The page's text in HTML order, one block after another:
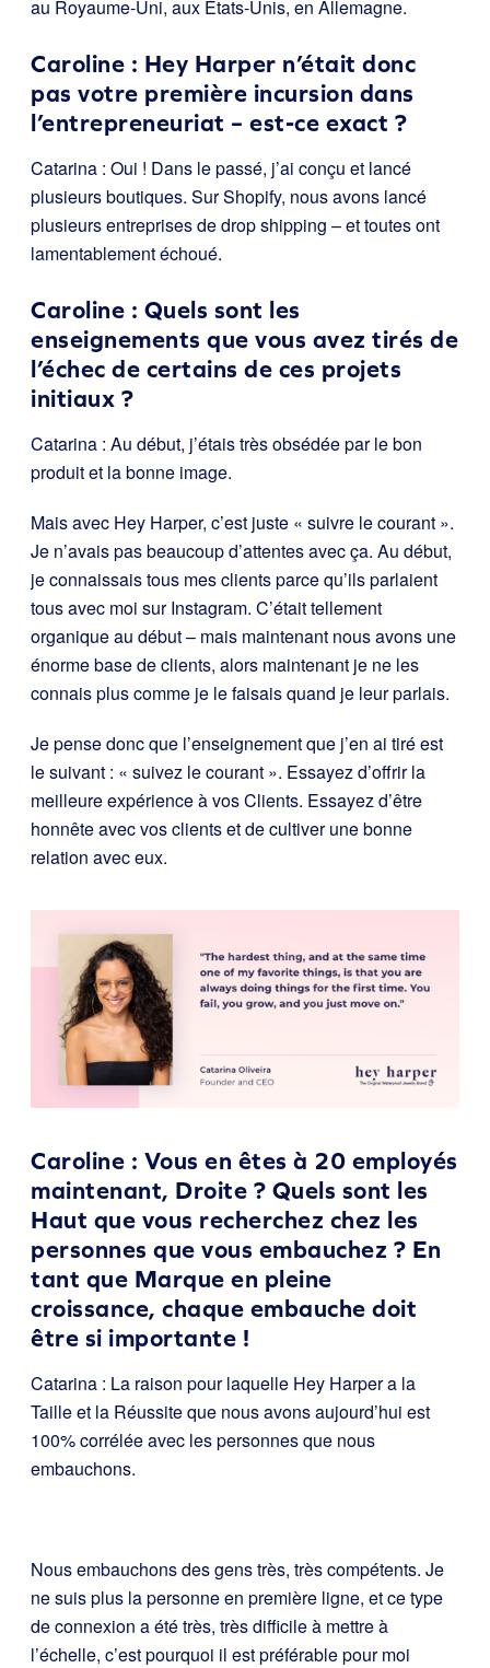
au Royaume-Uni, aux États-Unis, en Allemagne.
Caroline : Hey Harper n’était donc
pas votre première incursion dans
l’entrepreneuriat – est-ce exact ?
Catarina : Oui ! Dans le passé, j’ai conçu et lancé
plusieurs boutiques. Sur Shopify, nous avons lancé
plusieurs entreprises de drop shipping – et toutes ont
lamentablement échoué.
Caroline : Quels sont les
enseignements que vous avez tirés de
l’échec de certains de ces projets
initiaux ?
Catarina : Au début, j’étais très obsédée par le bon
produit et la bonne image.
Mais avec Hey Harper, c’est juste « suivre le courant ».
Je n’avais pas beaucoup d’attentes avec ça. Au début,
je connaissais tous mes clients parce qu’ils parlaient
tous avec moi sur Instagram. C’était tellement
organique au début – mais maintenant nous avons une
énorme base de clients, alors maintenant je ne les
connais plus comme je le faisais quand je leur parlais.
Je pense donc que l’enseignement que j’en ai tiré est
le suivant : « suivez le courant ». Essayez d’offrir la
meilleure expérience à vos Clients. Essayez d’être
honnête avec vos clients et de cultiver une bonne
relation avec eux.
Caroline : Vous en êtes à 20 employés
maintenant, Droite ? Quels sont les
Haut que vous recherchez chez les
personnes que vous embauchez ? En
tant que Marque en pleine
croissance, chaque embauche doit
être si importante !
Catarina : La raison pour laquelle Hey Harper a la
Taille et la Réussite que nous avons aujourd’hui est
100% corrélée avec les personnes que nous
embauchons.
Nous embauchons des gens très, très compétents. Je
ne suis plus la personne en première ligne, et ce type
de connexion a été très, très difficile à mettre à
l’échelle, c’est pourquoi il est préférable pour moi